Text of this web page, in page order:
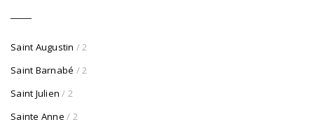
Saint Augustin / 2
Saint Barnabé / 2
Saint Julien / 2
Sainte Anne / 2